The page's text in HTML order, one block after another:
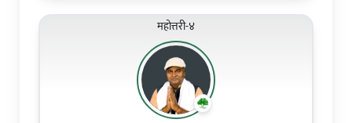
महोत्तरी-४